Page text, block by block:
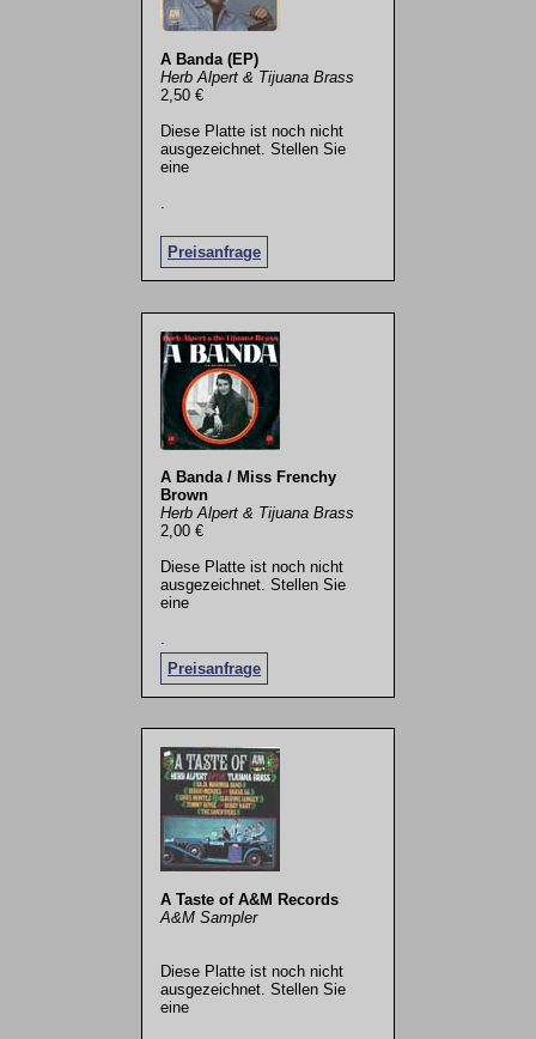
A Banda (EP)
Herb Alpert & Tijuana Brass
2,50 €
Diese Platte ist noch nicht
ausgezeichnet. Stellen Sie
eine
Preisanfrage
A Banda / Miss Frenchy
Brown
Herb Alpert & Tijuana Brass
2,00 €
Diese Platte ist noch nicht
ausgezeichnet. Stellen Sie
eine
Preisanfrage
.
A Taste of A&M Records
A&M Sampler
Diese Platte ist noch nicht
ausgezeichnet. Stellen Sie
eine